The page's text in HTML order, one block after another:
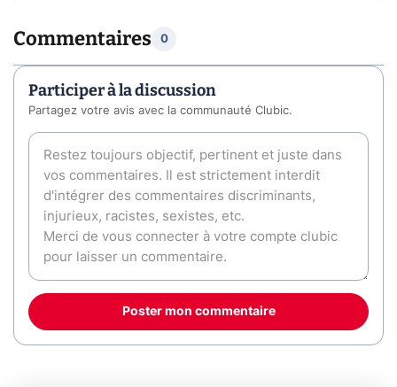
Commentaires 0
Participer à la discussion
Partagez votre avis avec la communauté Clubic.
Poster mon commentaire